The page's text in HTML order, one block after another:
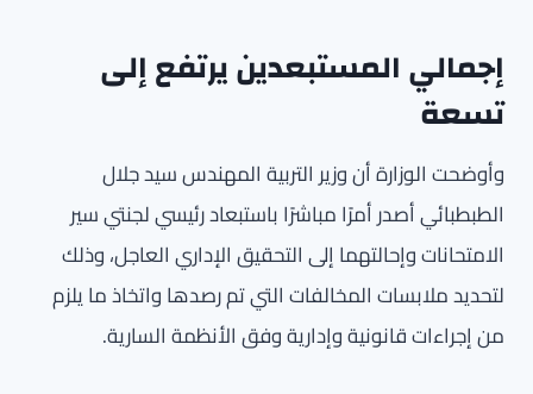
إجمالي المستبعدين يرتفع إلى
تسعة
وأوضحت الوزارة أن وزير التربية المهندس سيد جلال
الطبطبائي أصدر أمرًا مباشرًا باستبعاد رئيسي لجنتي سير
الامتحانات وإحالتهما إلى التحقيق الإداري العاجل، وذلك
لتحديد ملابسات المخالفات التي تم رصدها واتخاذ ما يلزم
من إجراءات قانونية وإدارية وفق الأنظمة السارية.